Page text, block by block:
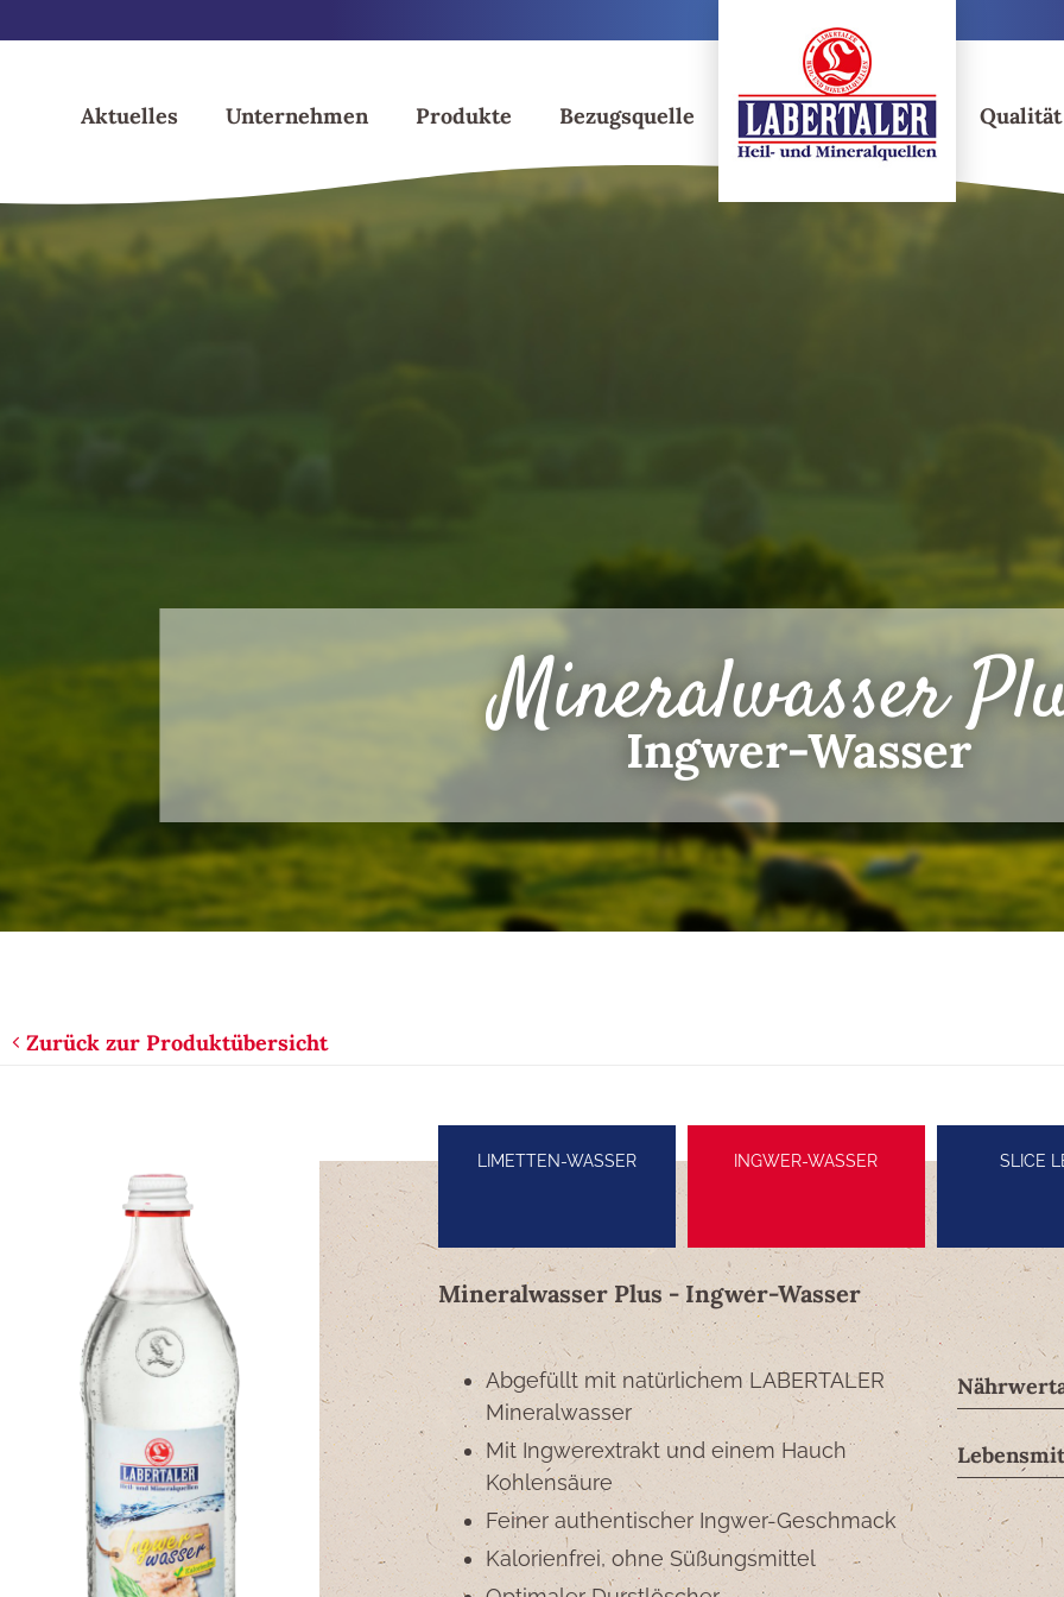
to
Aktuelles Unternehmen Produkte Bezugsquelle
Getränkevielfalt
Qualität
Mineralwasser
Ingwer-Wasser
Zurück zur Produktübersicht
LIMETTEN-WASSER INGWER-WASSER SLICE
Mineralwasser Plus - Ingwer-Wasser
Abgefüllt mit natürlichem LABERTALER
Mineralwasser
Mit Ingwerextrakt und einem Hauch
Kohlensäure
Feiner authentischer Ingwer-Geschmack
Kalorienfrei, ohne Süßungsmittel